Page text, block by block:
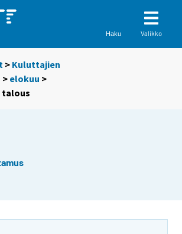
Haku Valikko
> Kuluttajien
> elokuu >
talous